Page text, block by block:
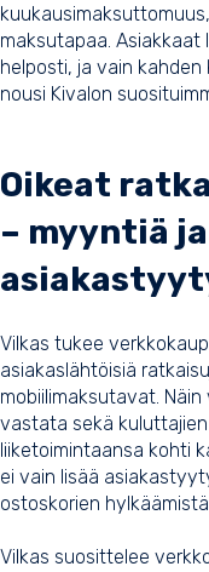
maksutapaa.
helposti, ja vain
nousi Kivalon
Oikeat
– myyntiä ja
Vilkas tukee
asiakaslähtöisiä
mobiilimaksutavat.
vastata sekä
liiketoimintaansa kohti
ei vain lisää
ostoskorien
Vilkas suosittelee